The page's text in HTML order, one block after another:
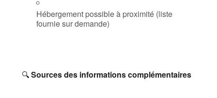
Hébergement possible à proximité (liste
fournie sur demande)
🔍Sources des informations complémentaires